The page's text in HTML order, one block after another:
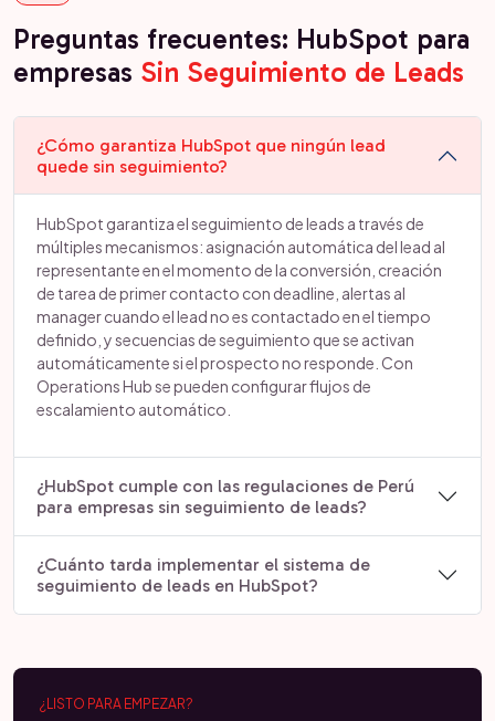
Preguntas frecuentes: HubSpot para
empresas Sin Seguimiento de Leads
¿Cómo garantiza HubSpot que ningún lead
quede sin seguimiento?
HubSpot garantiza el seguimiento de leads a través de
múltiples mecanismos: asignación automática del lead al
representante en el momento de la conversión, creación
de tarea de primer contacto con deadline, alertas al
manager cuando el lead no es contactado en el tiempo
definido, y secuencias de seguimiento que se activan
automáticamente si el prospecto no responde. Con
Operations Hub se pueden configurar flujos de
escalamiento automático.
¿HubSpot cumple con las regulaciones de Perú
para empresas sin seguimiento de leads?
¿Cuánto tarda implementar el sistema de
seguimiento de leads en HubSpot?
¿LISTO PARA EMPEZAR?